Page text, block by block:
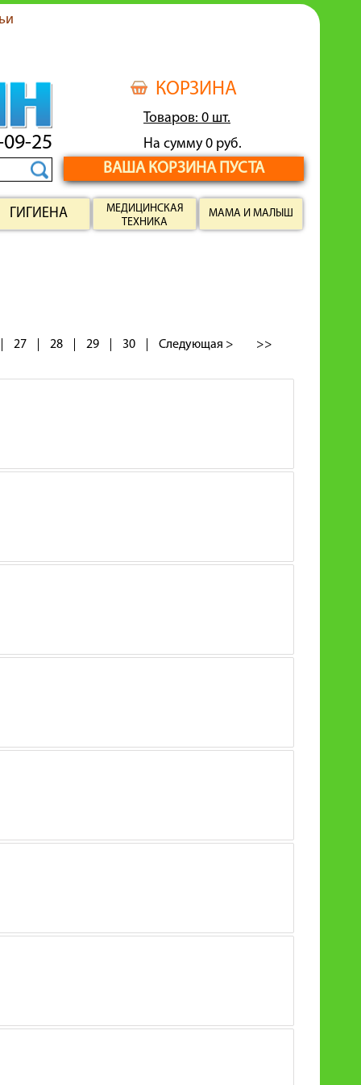
КОРЗИНА
Товаров: 0 шт.
На сумму 0 руб.
ВАША КОРЗИНА ПУСТА
25
ГИГИЕНА
МЕДИЦИНСКАЯ
ТЕХНИКА
МАМА И МАЛЫШ
27 28 29 30 Следующая > >>